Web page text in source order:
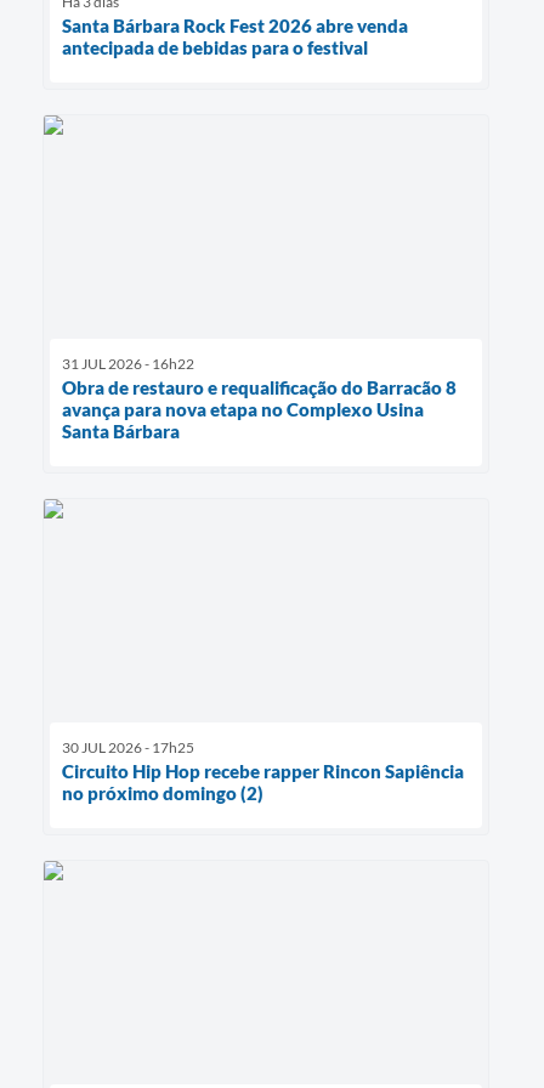
Santa Bárbara Rock Fest 2026 abre venda
antecipada de bebidas para o festival
31 JUL 2026 - 16h22
Obra de restauro e requalificação do Barracão 8
avança para nova etapa no Complexo Usina
Santa Bárbara
30 JUL 2026 - 17h25
Circuito Hip Hop recebe rapper Rincon Sapiência
no próximo domingo (2)